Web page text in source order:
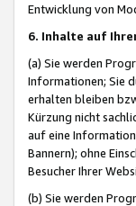
Entwicklung von
6. Inhalte auf
(a) Sie werden
Informationen; Sie
erhalten bleiben
Kürzung nicht
auf eine
Bannern); ohne
Besucher Ihrer
(b) Sie werden